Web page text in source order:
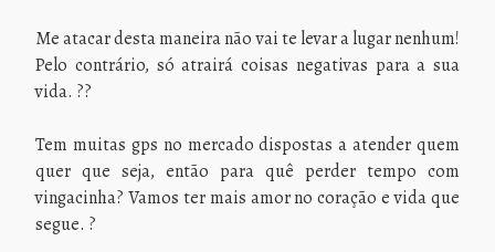
Me atacar desta maneira não vai te levar a lugar nenhum!
Pelo contrário, só atrairá coisas negativas para a sua
vida. ??
Tem muitas gps no mercado dispostas a atender quem
quer que seja, então para quê perder tempo com
vingacinha? Vamos ter mais amor no coração e vida que
segue. ?